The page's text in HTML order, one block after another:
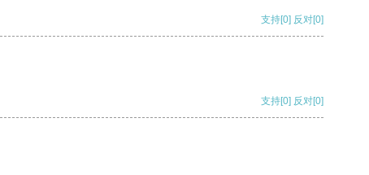
支持[0] 反对[0]
支持[0] 反对[0]